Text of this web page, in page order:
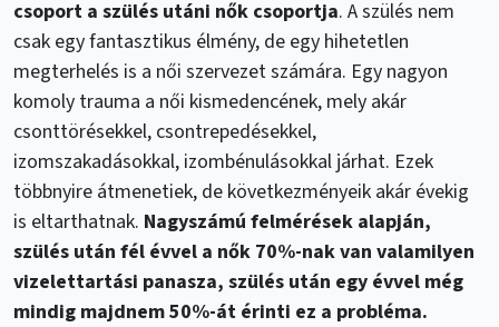
csoport a szülés utáni nők csoportja. A szülés nem
csak egy fantasztikus élmény, de egy hihetetlen
megterhelés is a női szervezet számára. Egy nagyon
komoly trauma a női kismedencének, mely akár
csonttörésekkel, csontrepedésekkel,
izomszakadásokkal, izombénulásokkal járhat. Ezek
többnyire átmenetiek, de következményeik akár évekig
is eltarthatnak. Nagyszámú felmérések alapján,
szülés után fél évvel a nők 70%-nak van valamilyen
vizelettartási panasza, szülés után egy évvel még
mindig majdnem 50%-át érinti ez a probléma.